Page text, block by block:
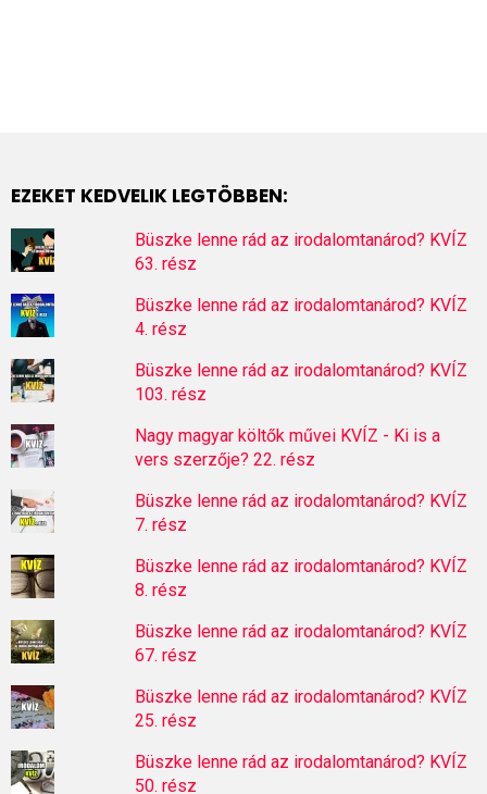
EZEKET KEDVELIK LEGTÖBBEN:
Büszke lenne rád az irodalomtanárod? KVÍZ
63. rész
Büszke lenne rád az irodalomtanárod? KVÍZ
4. rész
Büszke lenne rád az irodalomtanárod? KVÍZ
103. rész
Nagy magyar költők művei KVÍZ - Ki is a
vers szerzője? 22. rész
Büszke lenne rád az irodalomtanárod? KVÍZ
7. rész
Büszke lenne rád az irodalomtanárod? KVÍZ
8. rész
Büszke lenne rád az irodalomtanárod? KVÍZ
67. rész
Büszke lenne rád az irodalomtanárod? KVÍZ
25. rész
Büszke lenne rád az irodalomtanárod? KVÍZ
50. rész